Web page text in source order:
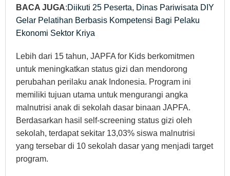
BACA JUGA:Diikuti 25 Peserta, Dinas Pariwisata DIY
Gelar Pelatihan Berbasis Kompetensi Bagi Pelaku
Ekonomi Sektor Kriya
Lebih dari 15 tahun, JAPFA for Kids berkomitmen
untuk meningkatkan status gizi dan mendorong
perubahan perilaku anak Indonesia. Program ini
memiliki tujuan utama untuk mengurangi angka
malnutrisi anak di sekolah dasar binaan JAPFA.
Berdasarkan hasil self-screening status gizi oleh
sekolah, terdapat sekitar 13,03% siswa malnutrisi
yang tersebar di 10 sekolah dasar yang menjadi target
program.